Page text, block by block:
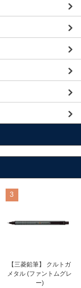
3
【三菱鉛筆】 クルトガ
メタル (ファントムグレ
ー)